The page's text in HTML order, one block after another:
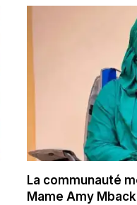
La communauté
Mame Amy